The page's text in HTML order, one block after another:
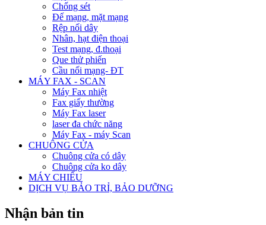
Chống sét
Đế mạng, mặt mạng
Rệp nối dây
Nhân, hạt điện thoại
Test mạng, đ.thoại
Que thử phiến
Cầu nối mạng- ĐT
MÁY FAX - SCAN
Máy Fax nhiệt
Fax giấy thường
Máy Fax laser
laser đa chức năng
Máy Fax - máy Scan
CHUÔNG CỬA
Chuông cửa có dây
Chuông cửa ko dây
MÁY CHIẾU
DỊCH VỤ BẢO TRỈ, BẢO DƯỠNG
Nhận bản tin